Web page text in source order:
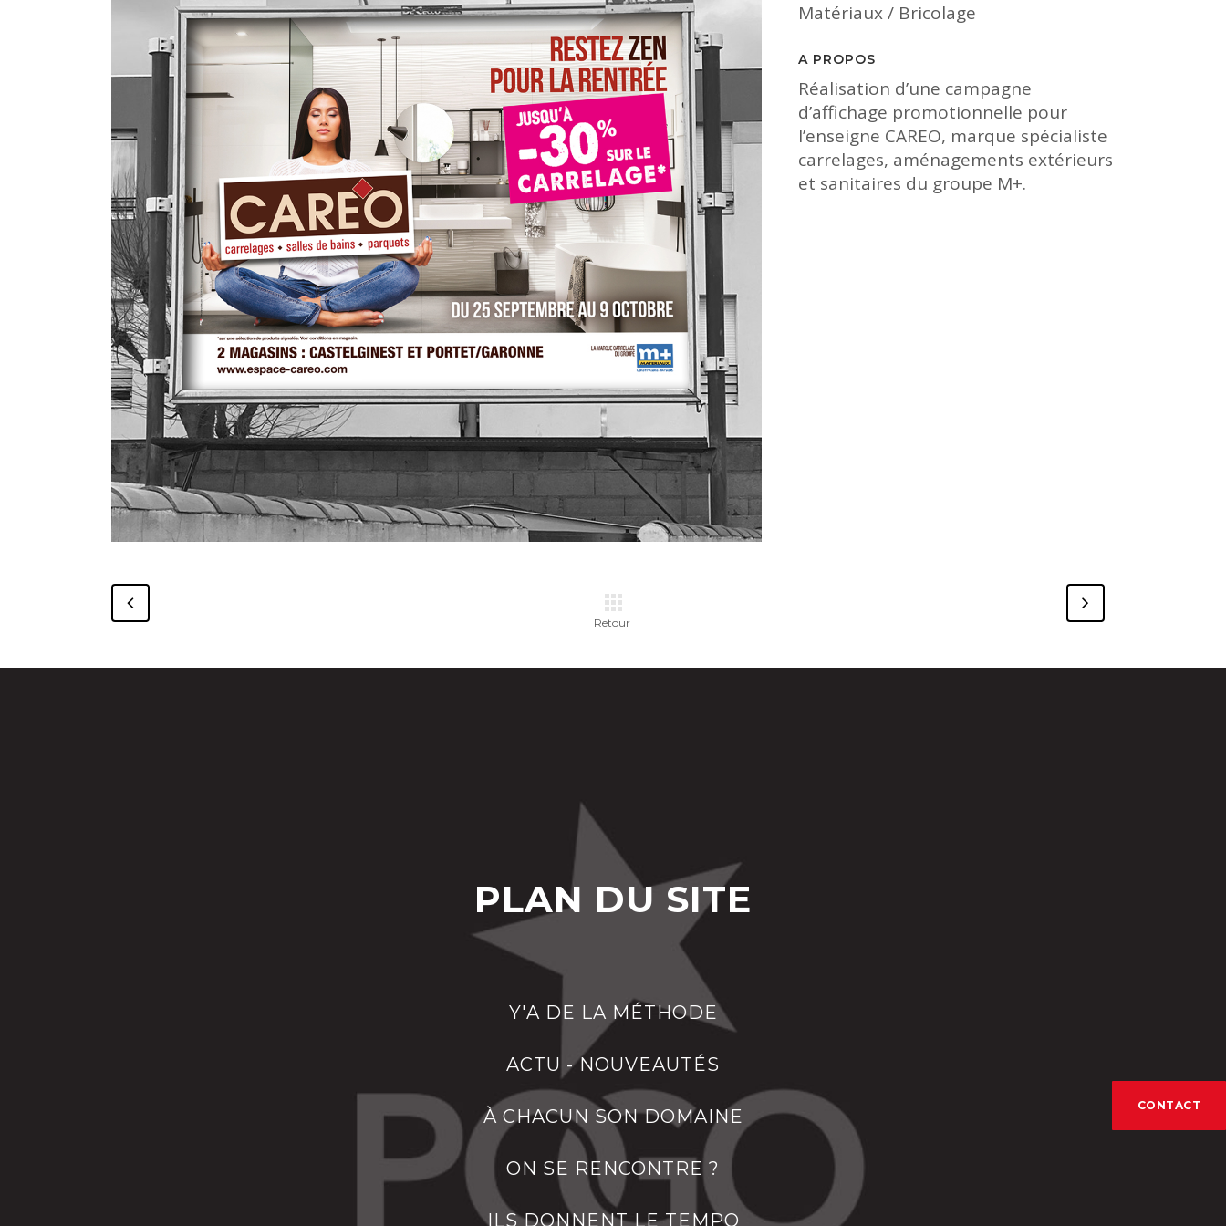
CONTACT
Matériaux / Bricolage
A PROPOS
Réalisation d’une campagne
d’affichage promotionnelle pour
l’enseigne CAREO, marque spécialiste
carrelages, aménagements extérieurs
et sanitaires du groupe M+.
PLAN DU SITE
Y'A DE LA MÉTHODE
ACTU - NOUVEAUTÉS
À CHACUN SON DOMAINE
ON SE RENCONTRE ?
ILS DONNENT LE TEMPO